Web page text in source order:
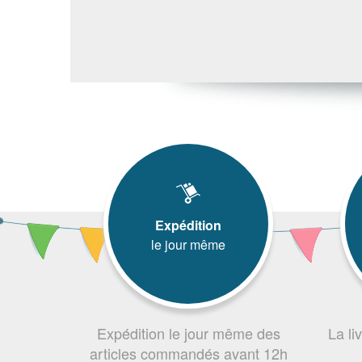
Expédition
le jour même
Expédition le jour même des
articles commandés avant 12h
La